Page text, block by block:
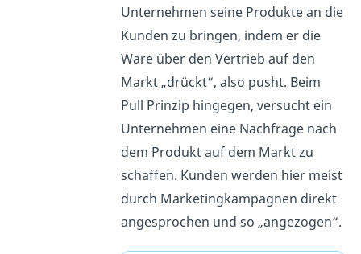
Unternehmen seine Produkte an die
Kunden zu bringen, indem er die
Ware über den Vertrieb auf den
Markt „drückt“, also pusht. Beim
Pull Prinzip hingegen, versucht ein
Unternehmen eine Nachfrage nach
dem Produkt auf dem Markt zu
schaffen. Kunden werden hier meist
durch Marketingkampagnen direkt
angesprochen und so „angezogen“.